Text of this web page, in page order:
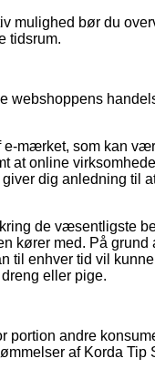
mulighed bør du
tidsrum.
webshoppens
e-mærket, som kan
at online
dig anledning til
de væsentligste
kører med. På grund
til enhver tid vil
eller pige.
portion andre
af Korda Tip